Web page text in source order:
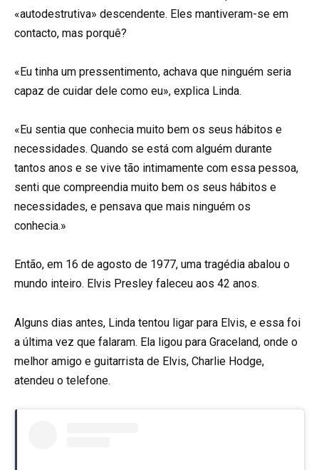
«autodestrutiva» descendente. Eles mantiveram-se em
contacto, mas porquê?
«Eu tinha um pressentimento, achava que ninguém seria
capaz de cuidar dele como eu», explica Linda.
«Eu sentia que conhecia muito bem os seus hábitos e
necessidades. Quando se está com alguém durante
tantos anos e se vive tão intimamente com essa pessoa,
senti que compreendia muito bem os seus hábitos e
necessidades, e pensava que mais ninguém os
conhecia.»
Então, em 16 de agosto de 1977, uma tragédia abalou o
mundo inteiro. Elvis Presley faleceu aos 42 anos.
Alguns dias antes, Linda tentou ligar para Elvis, e essa foi
a última vez que falaram. Ela ligou para Graceland, onde o
melhor amigo e guitarrista de Elvis, Charlie Hodge,
atendeu o telefone.